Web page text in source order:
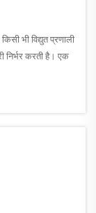
भी विद्युत प्रणाली
निर्भर करती है। एक
करता है, एक अच्छी